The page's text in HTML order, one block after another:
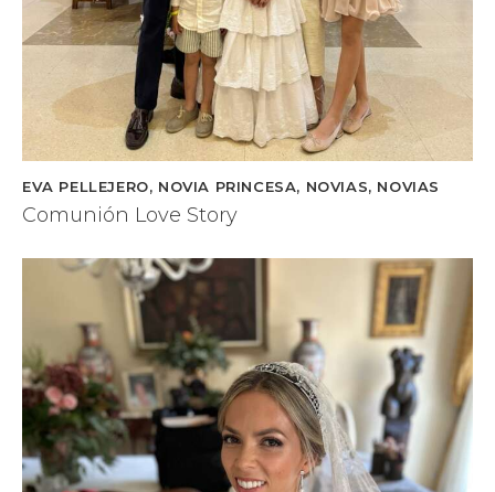
EVA PELLEJERO, NOVIA PRINCESA, NOVIAS, NOVIAS
Comunión Love Story